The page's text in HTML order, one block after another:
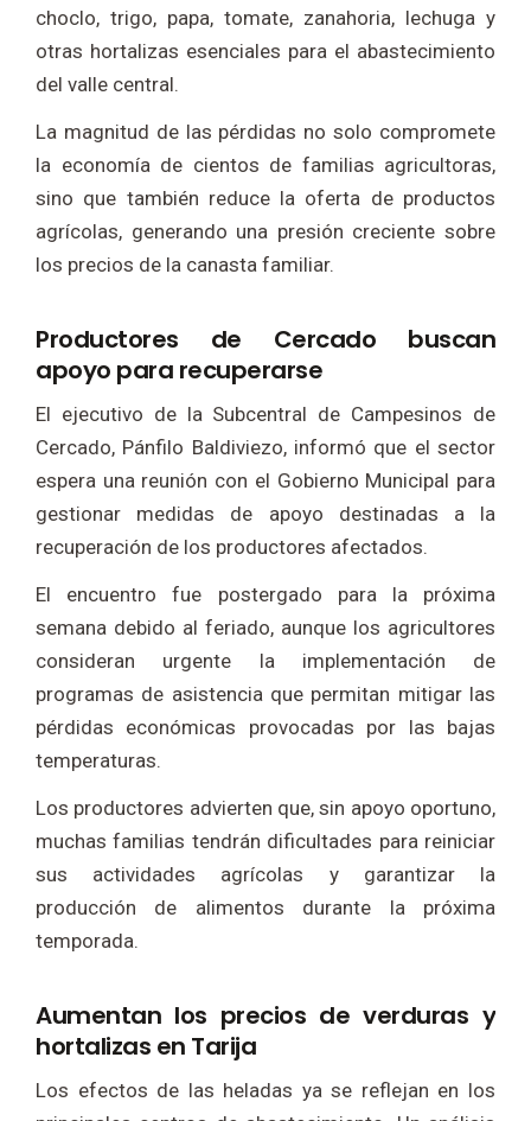
choclo, trigo, papa, tomate, zanahoria, lechuga y
otras hortalizas esenciales para el abastecimiento
del valle central.
La magnitud de las pérdidas no solo compromete
la economía de cientos de familias agricultoras,
sino que también reduce la oferta de productos
agrícolas, generando una presión creciente sobre
los precios de la canasta familiar.
Productores de Cercado buscan
apoyo para recuperarse
El ejecutivo de la Subcentral de Campesinos de
Cercado, Pánfilo Baldiviezo, informó que el sector
espera una reunión con el Gobierno Municipal para
gestionar medidas de apoyo destinadas a la
recuperación de los productores afectados.
El encuentro fue postergado para la próxima
semana debido al feriado, aunque los agricultores
consideran urgente la implementación de
programas de asistencia que permitan mitigar las
pérdidas económicas provocadas por las bajas
temperaturas.
Los productores advierten que, sin apoyo oportuno,
muchas familias tendrán dificultades para reiniciar
sus actividades agrícolas y garantizar la
producción de alimentos durante la próxima
temporada.
Aumentan los precios de verduras y
hortalizas en Tarija
Los efectos de las heladas ya se reflejan en los